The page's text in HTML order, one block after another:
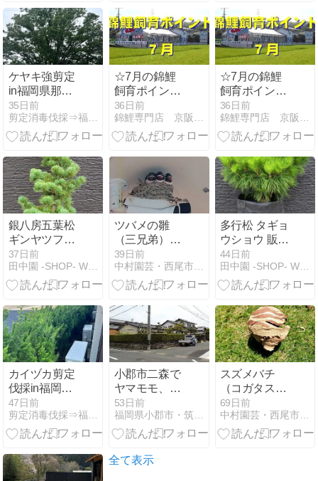
ケヤキ強剪定
in福岡県那珂
川市
35日前
剪定消毒伐採⇒福岡グリーンハウス
☆7月の錦鯉
飼育ポイン
ト ☆
36日前
錦鯉専門店 京阪錦鯉センター
☆7月の錦鯉
飼育ポイン
ト ☆
36日前
錦鯉専門店 京阪錦鯉センター
銀八房五葉松
ギンヤツフサ
ゴヨウマツ #
五葉松 苗木 販
売 画像 写真
＃銀八房五葉
松
37日前
田中園 -SHOP- Web Magazine
ツバメの雛
（三兄弟）が
かわいい＾＾
39日前
中村園芸・西尾市の小さな植木屋さん
多行松 タギョ
ウショウ 販売
値段 価格 画像
写真 植木 ＃多
行松 #タギョ
ツ ＃松
44日前
田中園 -SHOP- Web Magazine
カイヅカ剪定
伐採in福岡県
大野城市
47日前
剪定消毒伐採⇒福岡グリーンハウス
小郡市二森で
ヤマモモ、マ
キ、ヒイラギ
モクセイの生
垣を剪定しま
53日前
福岡県小郡市・筑紫野市・久留米市の植木屋 浜田造園
スズメバチ
（コガタスズ
メバチ）の巣
69日前
中村園芸・西尾市の小さな植木屋さん
全て表示